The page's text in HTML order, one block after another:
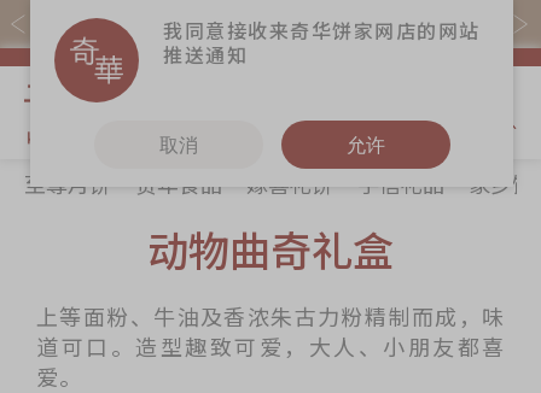
易赏钱会员凭推广码购买现货产品可赚易赏钱($5=1分)
关于奇华
分店网络
商务销售
奇华饼食
至尊月饼
嫁喜礼饼
更多
奇华Fans
奇华茶室
至尊月饼 贺年食品 嫁喜礼饼 手信礼品
家乡饼
动物曲奇礼盒
上等面粉、牛油及香浓朱古力粉精制而成，味
道可口。造型趣致可爱，大人、小朋友都喜
爱。
我同意接收来奇华饼家网店的网站
推送通知
取消 允许